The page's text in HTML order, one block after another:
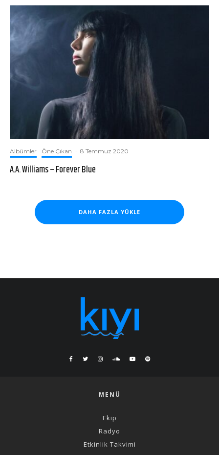
Albümler Öne Çıkan · 8 Temmuz 2020
A.A. Williams – Forever Blue
DAHA FAZLA YÜKLE
MENÜ
Ekip
Radyo
Etkinlik Takvimi